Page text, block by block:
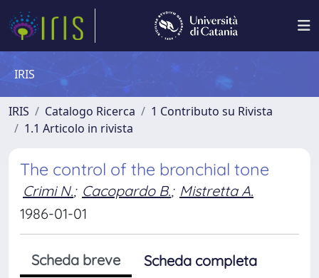
IRIS
IRIS Catalogo Ricerca
1 Contributo su Rivista
1.1 Articolo in rivista
The control of the bronchial tone
Crimi N.; Cacopardo B.; Mistretta A.
1986-01-01
Scheda breve
Scheda completa